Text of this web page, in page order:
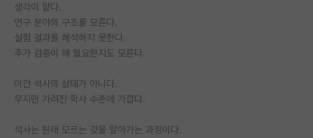
장학금/장학생 게시판
학술 정보 게시판
커리어
유학교육
생각이 얕다.
연구 분야의 구조를 모른다.
실험 결과를 해석하지 못한다.
추가 검증이 왜 필요한지도 모른다.
이건 석사의 상태가 아니다.
무지만 가려진 학사 수준에 가깝다.
석사는 원래 모르는 것을 알아가는 과정이다.